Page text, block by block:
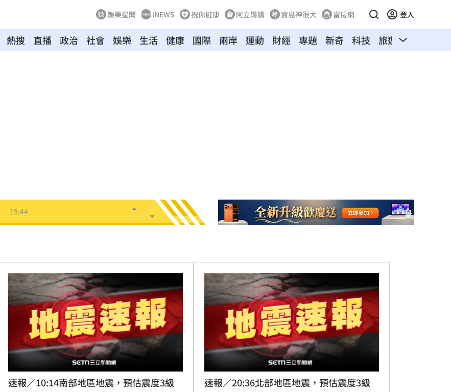
娛樂星聞 iNEWS 祝你健康 阿立導讀 寶島神很大 富房網 登入
熱搜 直播 政治 社會 娛樂 生活 健康 國際 兩岸 運動 財經 專題 新奇 科技 旅遊 汽車
15:44
15:41
15:41
15:40
15:40
15:37
速報／10:14南部地區地震，預估震度3級 速報／20:36北部地區地震，預估震度3級